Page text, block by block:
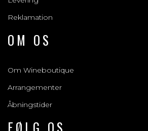
Reklamation
OM OS
Om Wineboutique
Arrangementer
Åbningstider
FØLG OS